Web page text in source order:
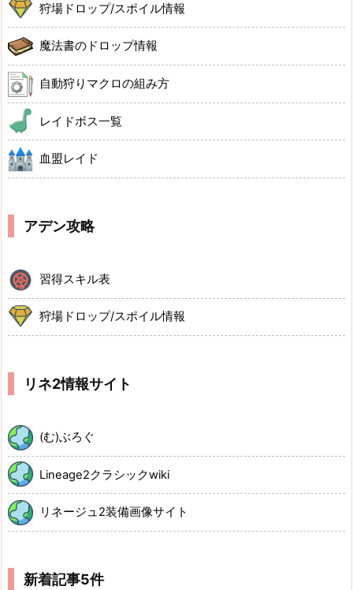
狩場ドロップ/スポイル情報
魔法書のドロップ情報
自動狩りマクロの組み方
レイドボス一覧
血盟レイド
アデン攻略
習得スキル表
狩場ドロップ/スポイル情報
リネ2情報サイト
(む)ぶろぐ
Lineage2クラシックwiki
リネージュ2装備画像サイト
新着記事5件